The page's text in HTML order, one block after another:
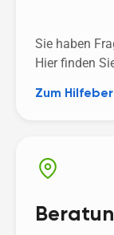
Sie haben
Hier finden
Zum